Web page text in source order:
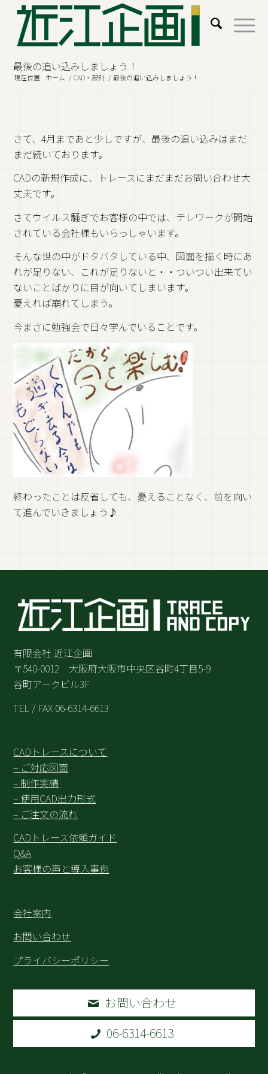
最後の追い込みしましょう！
現在位置: ホーム / CAD・設計 / 最後の追い込みしましょう！
さて、4月まであと少しですが、最後の追い込みはまだ
まだ続いております。
CADの新規作成に、トレースにまだまだお問い合わせ大
丈夫です。
さてウイルス騒ぎでお客様の中では、テレワークが開始
されている会社様もいらっしゃいます。
そんな世の中がドタバタしている中、図面を描く時にあ
れが足りない、これが足りないと・・ついつい出来てい
ないことばかりに目が向いてしまいます。
憂えれば崩れてしまう。
今まさに勉強会で日々学んでいることです。
終わったことは反省しても、憂えることなく、前を向い
て進んでいきましょう♪
有限会社 近江企画
〒540-0012 大阪府大阪市中央区谷町4丁目5-9
谷町アークビル3F
TEL / FAX 06-6314-6613
CADトレースについて
– ご対応図面
– 制作実績
– 使用CAD出力形式
– ご注文の流れ
CADトレース依頼ガイド
Q&A
お客様の声と導入事例
会社案内
お問い合わせ
プライバシーポリシー
お問い合わせ
06-6314-6613